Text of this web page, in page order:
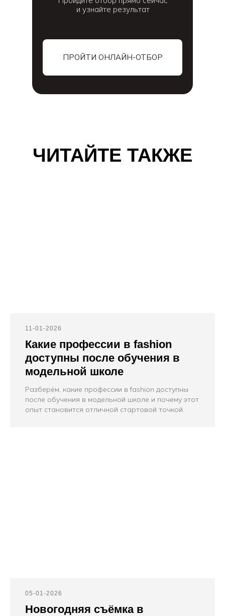
и узнайте результат
ПРОЙТИ ОНЛАЙН-ОТБОР
ЧИТАЙТЕ ТАКЖЕ
11-01-2026
Какие профессии в fashion
доступны после обучения в
модельной школе
Разберём, какие профессии в fashion доступны
после обучения в модельной школе и почему этот
опыт становится отличной стартовой точкой.
05-01-2026
Новогодняя съёмка в